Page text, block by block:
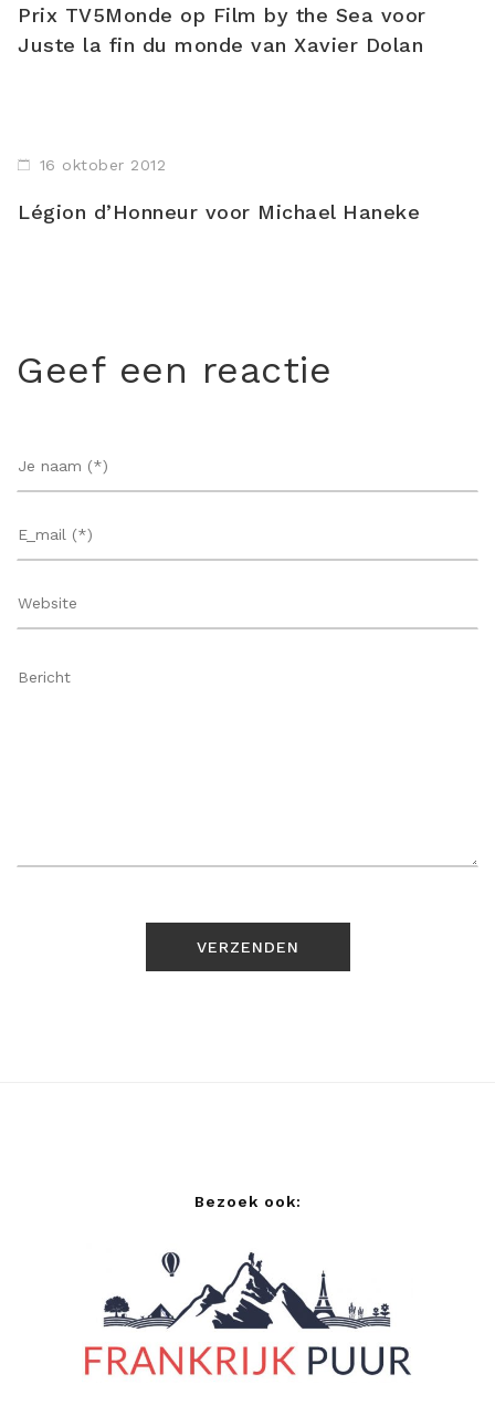
Prix TV5Monde op Film by the Sea voor
Juste la fin du monde van Xavier Dolan
16 oktober 2012
Légion d’Honneur voor Michael Haneke
Geef een reactie
Bezoek ook: